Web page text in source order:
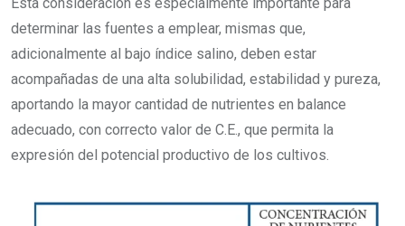
Esta consideración es especialmente importante para
determinar las fuentes a emplear, mismas que,
adicionalmente al bajo índice salino, deben estar
acompañadas de una alta solubilidad, estabilidad y pureza,
aportando la mayor cantidad de nutrientes en balance
adecuado, con correcto valor de C.E., que permita la
expresión del potencial productivo de los cultivos.